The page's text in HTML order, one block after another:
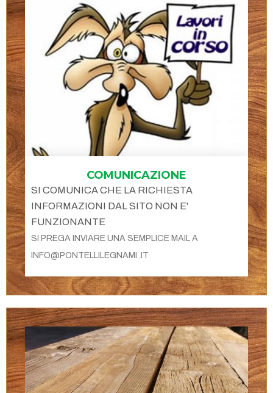
COMUNICAZIONE
SI COMUNICA CHE LA RICHIESTA
INFORMAZIONI DAL SITO NON E'
FUNZIONANTE
SI PREGA INVIARE UNA SEMPLICE MAIL A
INFO@PONTELLILEGNAMI .IT